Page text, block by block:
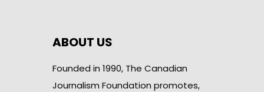
ABOUT US
Founded in 1990, The Canadian
Journalism Foundation promotes,